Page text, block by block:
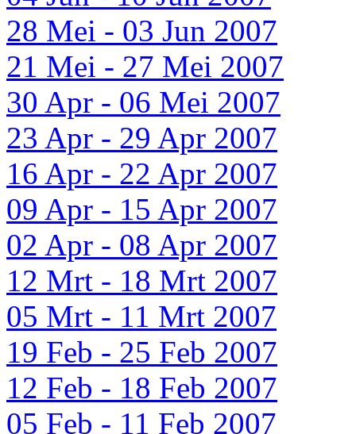
28 Mei - 03 Jun 2007
21 Mei - 27 Mei 2007
30 Apr - 06 Mei 2007
23 Apr - 29 Apr 2007
16 Apr - 22 Apr 2007
09 Apr - 15 Apr 2007
02 Apr - 08 Apr 2007
12 Mrt - 18 Mrt 2007
05 Mrt - 11 Mrt 2007
19 Feb - 25 Feb 2007
12 Feb - 18 Feb 2007
05 Feb - 11 Feb 2007